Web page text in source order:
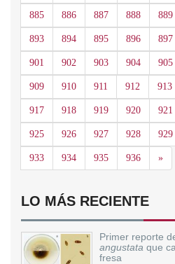
885 886 887 888 889
893 894 895 896 897
901 902 903 904 905
909 910 911 912 913
917 918 919 920 921
925 926 927 928 929
933 934 935 936 »
LO MÁS RECIENTE
Primer reporte
angustata que
fresa